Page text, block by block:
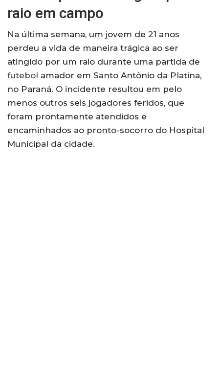
raio em campo
Na última semana, um jovem de 21 anos
perdeu a vida de maneira trágica ao ser
atingido por um raio durante uma partida de
futebol amador em Santo Antônio da Platina,
no Paraná. O incidente resultou em pelo
menos outros seis jogadores feridos, que
foram prontamente atendidos e
encaminhados ao pronto-socorro do Hospital
Municipal da cidade.